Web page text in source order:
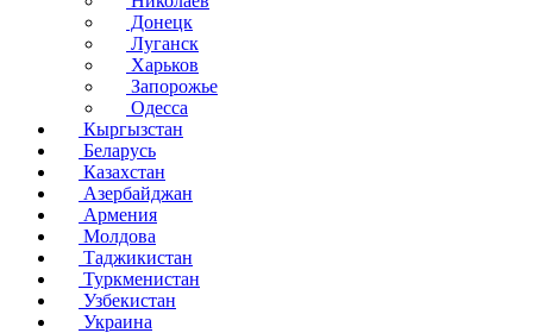
Донецк
Луганск
Харьков
Запорожье
Одесса
Кыргызстан
Беларусь
Казахстан
Азербайджан
Армения
Молдова
Таджикистан
Туркменистан
Узбекистан
Украина